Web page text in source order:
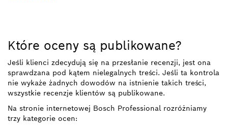
Które oceny są publikowane?
Jeśli klienci zdecydują się na przesłanie recenzji, jest ona
sprawdzana pod kątem nielegalnych treści. Jeśli ta kontrola
nie wykaże żadnych dowodów na istnienie takich treści,
wszystkie recenzje klientów są publikowane.
Na stronie internetowej Bosch Professional rozróżniamy
trzy kategorie ocen: